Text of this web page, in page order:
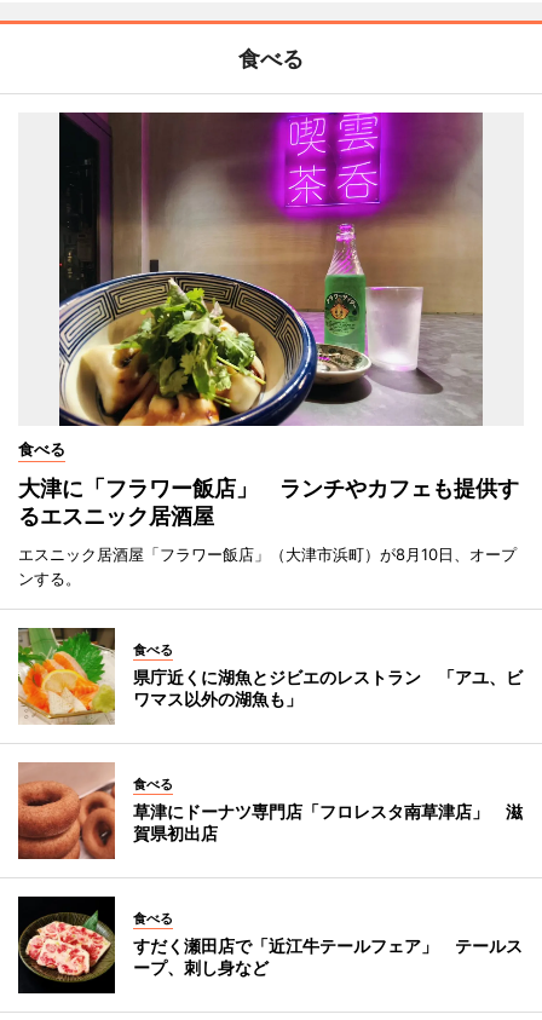
食べる
食べる
大津に「フラワー飯店」 ランチやカフェも提供す
るエスニック居酒屋
エスニック居酒屋「フラワー飯店」（大津市浜町）が8月10日、オープ
ンする。
食べる
県庁近くに湖魚とジビエのレストラン 「アユ、ビ
ワマス以外の湖魚も」
食べる
草津にドーナツ専門店「フロレスタ南草津店」 滋
賀県初出店
食べる
すだく瀬田店で「近江牛テールフェア」 テールス
ープ、刺し身など